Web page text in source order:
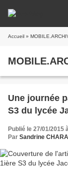
Accueil »
Une journée
S3 du lycée
Publié le 27/01/2015
Par Sandrine